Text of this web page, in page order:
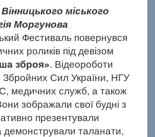
Вінницького міського
Моргунова
Фестиваль повернувся
роликів під девізом
зброя». Відеороботи
Збройних Сил України, НГУ
медичних служб, а також
зображали свої будні з
презентували
демонстрували таланати,